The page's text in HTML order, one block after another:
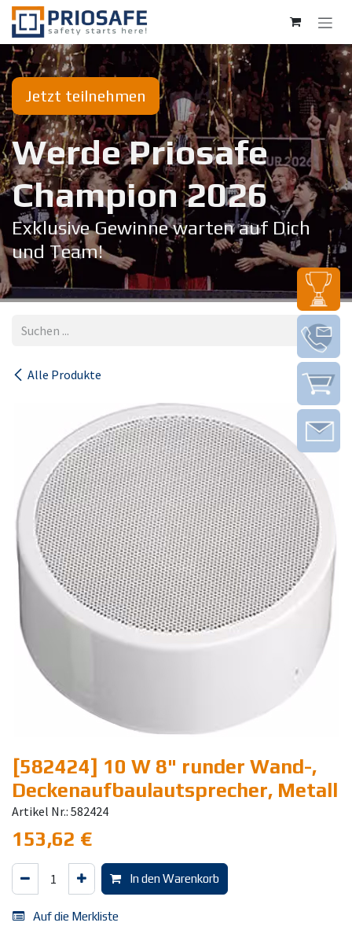
Zum Inhalt springen
Jetzt teilnehmen
Werde Priosafe
Champion 20​26
Exklusive Gewinne warten auf Dich
und Team!
Alle Produkte
[582424] 10 W 8" runder Wand-,
Deckenaufbaulautsprecher, Metall
Artikel Nr.: 582424
153,62 €
In den Warenkorb
Auf die Merkliste